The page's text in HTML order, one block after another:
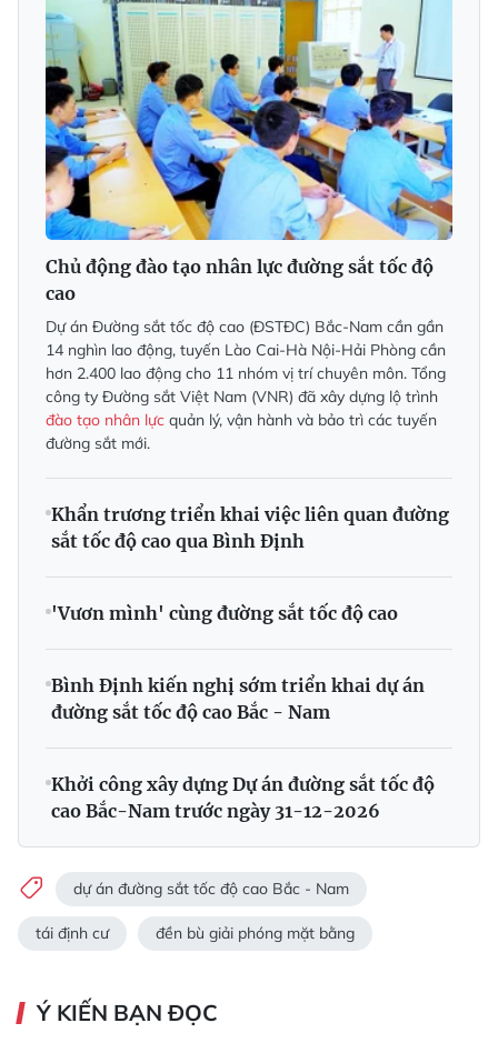
Chủ động đào tạo nhân lực đường sắt tốc độ
cao
Dự án Đường sắt tốc độ cao (ĐSTĐC) Bắc-Nam cần gần
14 nghìn lao động, tuyến Lào Cai-Hà Nội-Hải Phòng cần
hơn 2.400 lao động cho 11 nhóm vị trí chuyên môn. Tổng
công ty Đường sắt Việt Nam (VNR) đã xây dựng lộ trình
đào tạo nhân lực quản lý, vận hành và bảo trì các tuyến
đường sắt mới.
Khẩn trương triển khai việc liên quan đường
sắt tốc độ cao qua Bình Định
'Vươn mình' cùng đường sắt tốc độ cao
Bình Định kiến nghị sớm triển khai dự án
đường sắt tốc độ cao Bắc - Nam
Khởi công xây dựng Dự án đường sắt tốc độ
cao Bắc-Nam trước ngày 31-12-2026
dự án đường sắt tốc độ cao Bắc - Nam
tái định cư đền bù giải phóng mặt bằng
Ý KIẾN BẠN ĐỌC